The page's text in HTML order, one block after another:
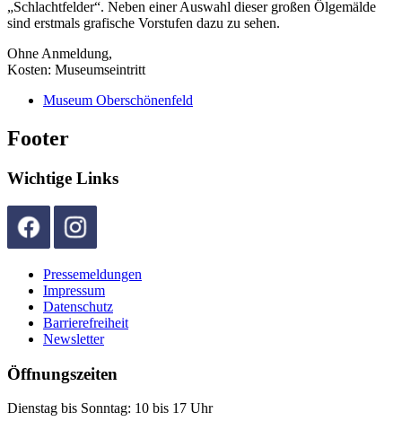
„Schlachtfelder“. Neben einer Auswahl dieser großen Ölgemälde
sind erstmals grafische Vorstufen dazu zu sehen.
Ohne Anmeldung,
Kosten: Museumseintritt
Museum Oberschönenfeld
Footer
Wichtige Links
Pressemeldungen
Impressum
Datenschutz
Barrierefreiheit
Newsletter
Öffnungszeiten
Dienstag bis Sonntag: 10 bis 17 Uhr